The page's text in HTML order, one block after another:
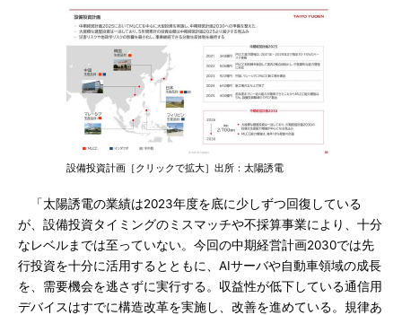
設備投資計画［クリックで拡大］出所：太陽誘電
「太陽誘電の業績は2023年度を底に少しずつ回復している
が、設備投資タイミングのミスマッチや不採算事業により、十分
なレベルまでは至っていない。今回の中期経営計画2030では先
行投資を十分に活用するとともに、AIサーバや自動車領域の成長
を、需要機会を逃さずに実行する。収益性が低下している通信用
デバイスはすでに構造改革を実施し、改善を進めている。規律あ